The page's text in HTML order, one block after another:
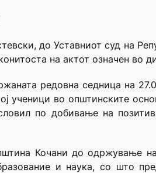
до Уставниот суд на
на актот означен во
редовна седница на
ученици во општинските
по добивање на
Кочани до одржување
и наука, со што